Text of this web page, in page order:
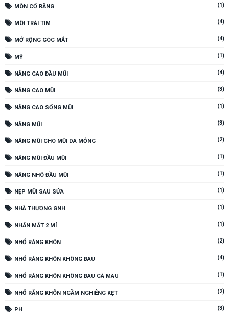
MÒN CỔ RĂNG (1)
MÔI TRÁI TIM (4)
MỞ RỘNG GÓC MẮT (4)
MỸ (1)
NÂNG CAO ĐẦU MŨI (4)
NÂNG CAO MŨI (3)
NÂNG CAO SỐNG MŨI (1)
NÂNG MŨI (3)
NÂNG MŨI CHO MŨI DA MỎNG (2)
NÂNG MŨI ĐẦU MŨI (1)
NÂNG NHÔ ĐẦU MŨI (1)
NẸP MŨI SAU SỬA (1)
NHÀ THƯƠNG GNH (1)
NHẤN MẮT 2 MÍ (1)
NHỔ RĂNG KHÔN (2)
NHỔ RĂNG KHÔN KHÔNG ĐAU (4)
NHỔ RĂNG KHÔN KHÔNG ĐAU CÀ MAU (1)
NHỔ RĂNG KHÔN NGẦM NGHIÊNG KẸT (2)
PH (3)